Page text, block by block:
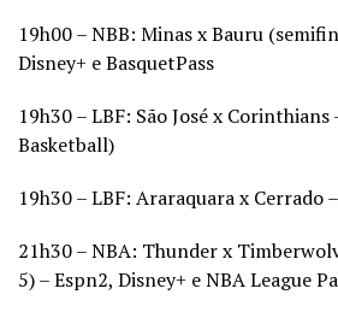
19h00 – NBB: Minas x Bauru
Disney+ e BasquetPass
19h30 – LBF: São José x
Basketball)
19h30 – LBF: Araraquara x Cerrado
21h30 – NBA: Thunder x
5) – Espn2, Disney+ e NBA League